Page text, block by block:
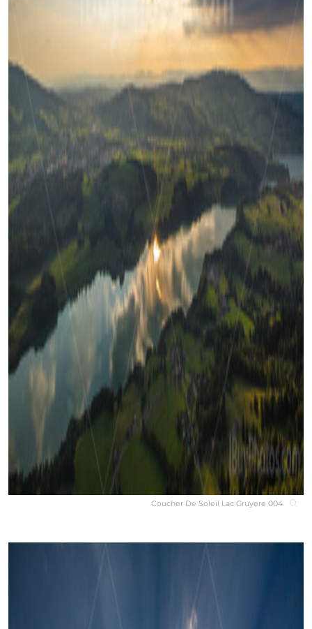
Coucher De Soleil Lac Gruyere 004